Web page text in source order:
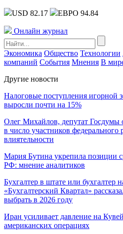
USD 82.17 ЕВРО 94.84
Онлайн журнал
Экономика Общество Технологии
компаний События Мнения В
Другие новости
Налоговые поступления игорной
выросли почти на 15%
Олег Михайлов, депутат
в число участников федерального
влиятельности
Мария Бутина укрепила позиции
РФ: мнение аналитиков
Бухгалтер в штате или бухгалтер
«Бухгалтерский Квартал»
выбрать в 2026 году
Иран усиливает давление на
американских операциях